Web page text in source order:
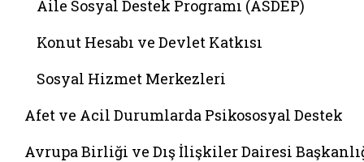
Aile Sosyal Destek Programı (ASDEP)
Konut Hesabı ve Devlet Katkısı
Sosyal Hizmet Merkezleri
Afet ve Acil Durumlarda Psikososyal Destek
Avrupa Birliği ve Dış İlişkiler Dairesi